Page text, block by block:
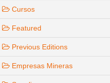
Cursos
Featured
Previous Editions
Empresas Mineras